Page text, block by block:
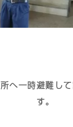
へ一時避難し
す。